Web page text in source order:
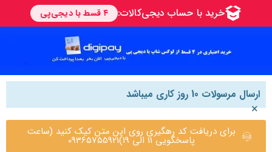
ارسال مرسولات 10 روز کاری میباشد
×
برای دریافت کد رهگیری روی این متن کیک کنید (ساعت
پاسخگویی 11 الی 19)09365755921